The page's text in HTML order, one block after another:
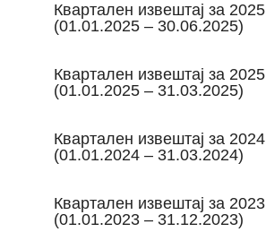
Квартален извештај за 2025
(01.01.2025 – 30.06.2025)
Квартален извештај за 2025
(01.01.2025 – 31.03.2025)
Квартален извештај за 2024
(01.01.2024 – 31.03.2024)
Квартален извештај за 2023
(01.01.2023 – 31.12.2023)